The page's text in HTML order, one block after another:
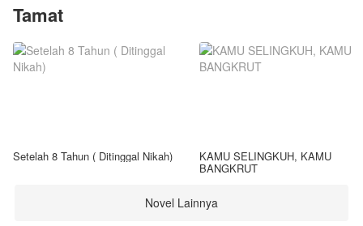
Tamat
Setelah 8 Tahun ( Ditinggal Nikah) KAMU SELINGKUH, KAMU
BANGKRUT
Novel Lainnya